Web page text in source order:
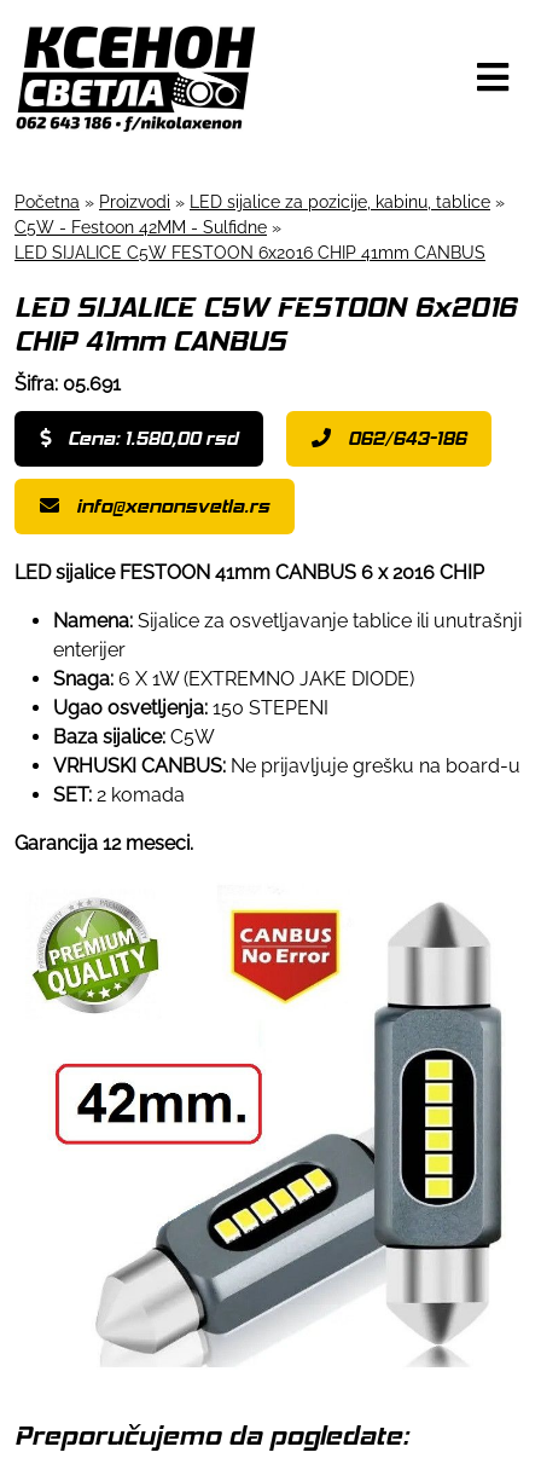
Početna » Proizvodi » LED sijalice za pozicije, kabinu, tablice »
C5W - Festoon 42MM - Sulfidne »
LED SIJALICE C5W FESTOON 6x2016 CHIP 41mm CANBUS
LED SIJALICE C5W FESTOON 6x2016
CHIP 41mm CANBUS
Šifra: 05.691
Cena: 1.580,00 rsd 062/643-186
info@xenonsvetla.rs
LED sijalice FESTOON 41mm CANBUS 6 x 2016 CHIP
Namena: Sijalice za osvetljavanje tablice ili unutrašnji
enterijer
Snaga: 6 X 1W (EXTREMNO JAKE DIODE)
Ugao osvetljenja: 150 STEPENI
Baza sijalice: C5W
VRHUSKI CANBUS: Ne prijavljuje grešku na board-u
SET: 2 komada
Garancija 12 meseci.
Preporučujemo da pogledate: